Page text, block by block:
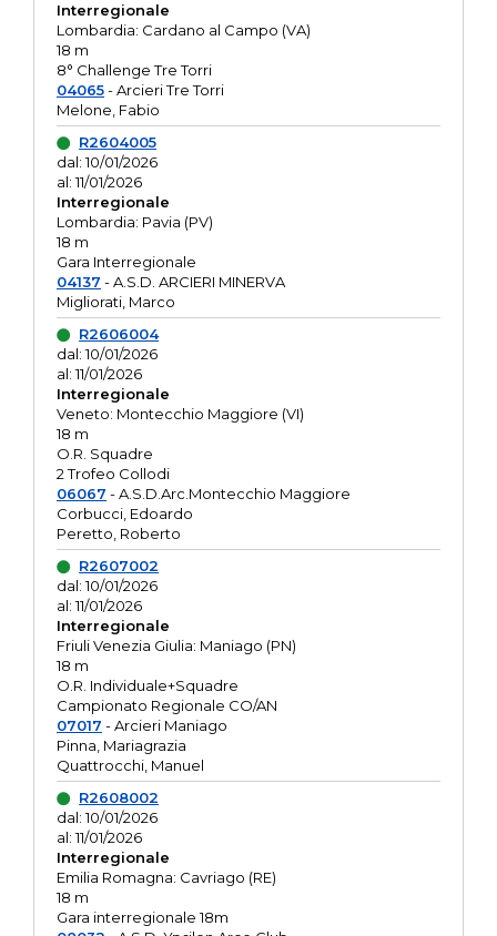
Interregionale
Lombardia: Cardano al Campo (VA)
18 m
8° Challenge Tre Torri
04065- Arcieri Tre Torri
Melone, Fabio
R2604005
dal: 10/01/2026
al: 11/01/2026
Interregionale
Lombardia: Pavia (PV)
18 m
Gara Interregionale
04137 - A.S.D. ARCIERI MINERVA
Migliorati, Marco
R2606004
dal: 10/01/2026
al: 11/01/2026
Interregionale
Veneto: Montecchio Maggiore (VI)
18 m
O.R. Squadre
2 Trofeo Collodi
06067 - A.S.D.Arc.Montecchio Maggiore
Corbucci, Edoardo
Peretto, Roberto
R2607002
dal: 10/01/2026
al: 11/01/2026
Interregionale
Friuli Venezia Giulia: Maniago (PN)
18 m
O.R. Individuale+Squadre
Campionato Regionale CO/AN
07017 - Arcieri Maniago
Pinna, Mariagrazia
Quattrocchi, Manuel
R2608002
dal: 10/01/2026
al: 11/01/2026
Interregionale
Emilia Romagna: Cavriago (RE)
18 m
Gara interregionale 18m